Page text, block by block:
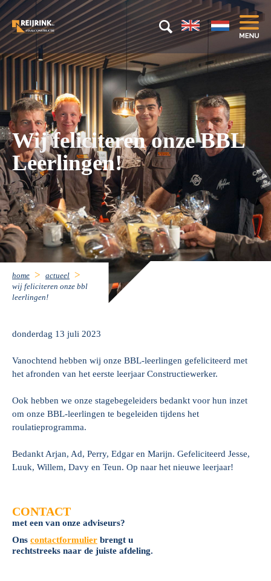
Wij feliciteren onze BBL
Leerlingen!
home
actueel
wij feliciteren onze bbl
leerlingen!
donderdag 13 juli 2023
Vanochtend hebben wij onze BBL-leerlingen gefeliciteerd met
het afronden van het eerste leerjaar Constructiewerker.
Ook hebben we onze stagebegeleiders bedankt voor hun inzet
om onze BBL-leerlingen te begeleiden tijdens het
roulatieprogramma.
Bedankt Arjan, Ad, Perry, Edgar en Marijn. Gefeliciteerd Jesse,
Luuk, Willem, Davy en Teun. Op naar het nieuwe leerjaar!
CONTACT
met een van onze adviseurs?
Ons contactformulier brengt u
rechtstreeks naar de juiste afdeling.